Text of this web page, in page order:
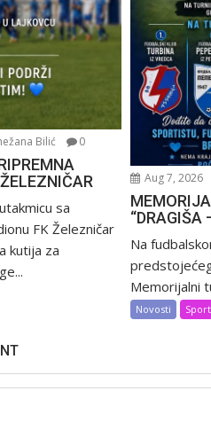
Bilić 0
sa
FK Železničar
kutija za
Aug 7, 2026
“DRAGIŠA
Na
Memorijalni
Novosti Sport